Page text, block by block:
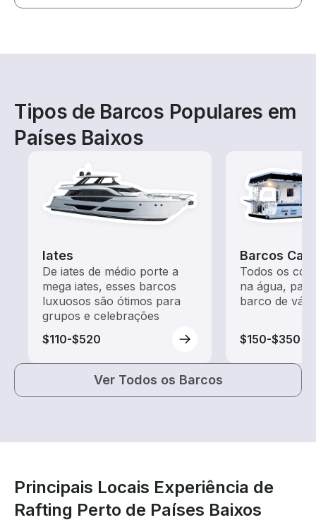
Tipos de Barcos Populares em
Países Baixos
Iates
De iates de médio porte a
mega iates, esses barcos
luxuosos são ótimos para
grupos e celebrações
$110-$520
Barcos
Todos os
na água,
barco de
$150-$350
Ver Todos os Barcos
Principais Locais Experiência de
Rafting Perto de Países Baixos